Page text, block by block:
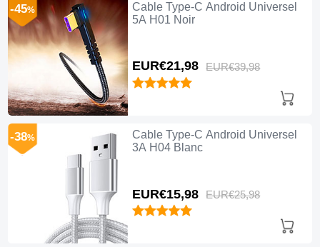
Cable Type-C Android Universel
5A H01 Noir
EUR€21,98 EUR€39,98
-45%
Cable Type-C Android Universel
3A H04 Blanc
EUR€15,98 EUR€25,98
-38%